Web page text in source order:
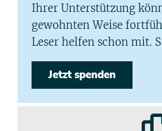
Ihrer Unterstützung
gewohnten Weise
Leser helfen schon mit.
Jetzt spenden